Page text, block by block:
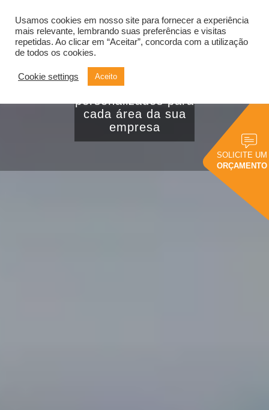
SOLICITE UM
ORÇAMENTO
Alternar
Como criar
dashboards
personalizados para
cada área da sua
empresa
Usamos cookies em nosso site para fornecer a experiência
mais relevante, lembrando suas preferências e visitas
repetidas. Ao clicar em “Aceitar”, concorda com a utilização
de todos os cookies.
Cookie settings Aceito